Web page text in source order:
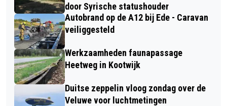
door Syrische statushouder
Autobrand op de A12 bij Ede - Caravan
veiliggesteld
Werkzaamheden faunapassage
Heetweg in Kootwijk
Duitse zeppelin vloog zondag over de
Veluwe voor luchtmetingen